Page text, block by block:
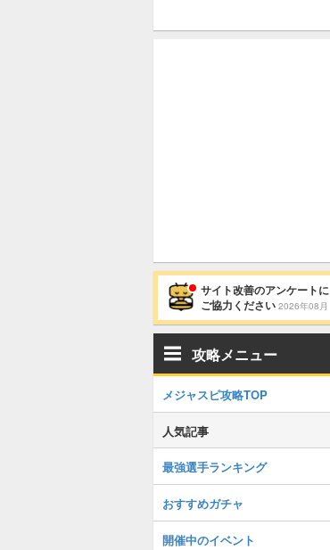
サイト改善のアンケートに
ご協力ください 2026年08月
攻略メニュー
メジャスピ攻略TOP
人気記事
最強選手ランキング
おすすめガチャ
開催中のイベント